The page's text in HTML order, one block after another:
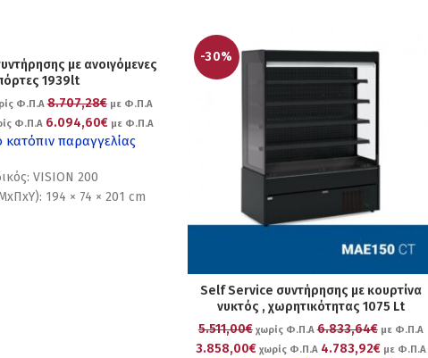
με ανοιγόμενες
1939lt
Φ.Π.Α8.707,28€με Φ.Π.Α
Φ.Π.Α 6.094,60€με Φ.Π.Α
κατόπιν παραγγελίας
VISION 200
194 × 74 × 201 cm
-30%
Self Service συντήρησης με κουρτίνα
νυκτός , χωρητικότητας 1075 Lt
5.511,00€χωρίς Φ.Π.Α6.833,64€με Φ.Π.Α
3.858,00€ χωρίς Φ.Π.Α 4.783,92€ με Φ.Π.Α